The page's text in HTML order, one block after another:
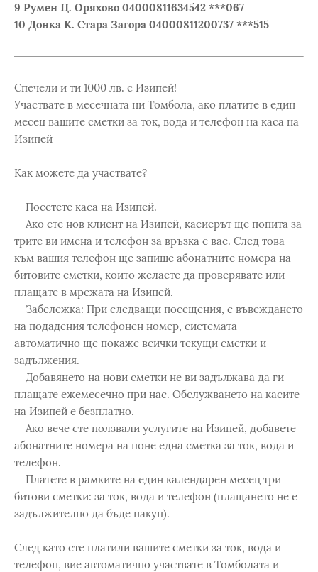
9 Румен Ц. Оряхово 04000811634542 ***067
10 Донка К. Стара Загора 04000811200737 ***515
Спечели и ти 1000 лв. с Изипей!
Участвате в месечната ни Томбола, ако платите в един
месец вашите сметки за ток, вода и телефон на каса на
Изипей
Как можете да участвате?
Посетете каса на Изипей.
Ако сте нов клиент на Изипей, касиерът ще попита за
трите ви имена и телефон за връзка с вас. След това
към вашия телефон ще запише абонатните номера на
битовите сметки, които желаете да проверявате или
плащате в мрежата на Изипей.
Забележка: При следващи посещения, с въвеждането
на подадения телефонен номер, системата
автоматично ще покаже всички текущи сметки и
задължения.
Добавянето на нови сметки не ви задължава да ги
плащате ежемесечно при нас. Обслужването на касите
на Изипей е безплатно.
Ако вече сте ползвали услугите на Изипей, добавете
абонатните номера на поне една сметка за ток, вода и
телефон.
Платете в рамките на един календарен месец три
битови сметки: за ток, вода и телефон (плащането не е
задължително да бъде накуп).
След като сте платили вашите сметки за ток, вода и
телефон, вие автоматично участвате в Томболата и